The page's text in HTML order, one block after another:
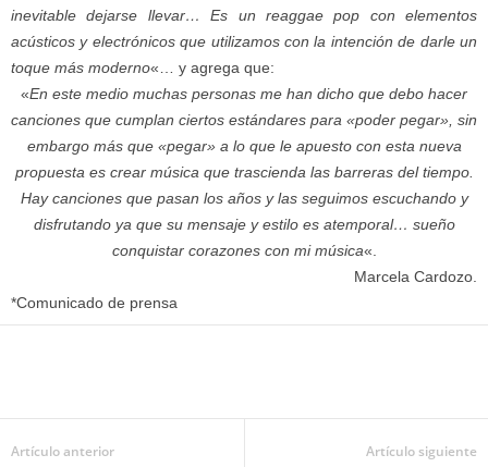
inevitable dejarse llevar… Es un reaggae pop con elementos
acústicos y electrónicos que utilizamos con la intención de darle un
toque más moderno«… y agrega que:
«En este medio muchas personas me han dicho que debo hacer
canciones que cumplan ciertos estándares para «poder pegar», sin
embargo más que «pegar» a lo que le apuesto con esta nueva
propuesta es crear música que trascienda las barreras del tiempo.
Hay canciones que pasan los años y las seguimos escuchando y
disfrutando ya que su mensaje y estilo es atemporal… sueño
conquistar corazones con mi música«.
Marcela Cardozo.
*Comunicado de prensa
Artículo anterior Artículo siguiente